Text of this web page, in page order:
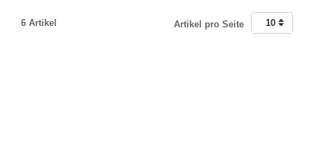
6 Artikel Artikel pro Seite 10